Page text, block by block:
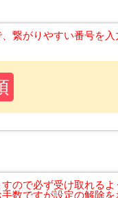
繋がりやすい番号を
ので必ず受け取れるよ
数ですが設定の解除を